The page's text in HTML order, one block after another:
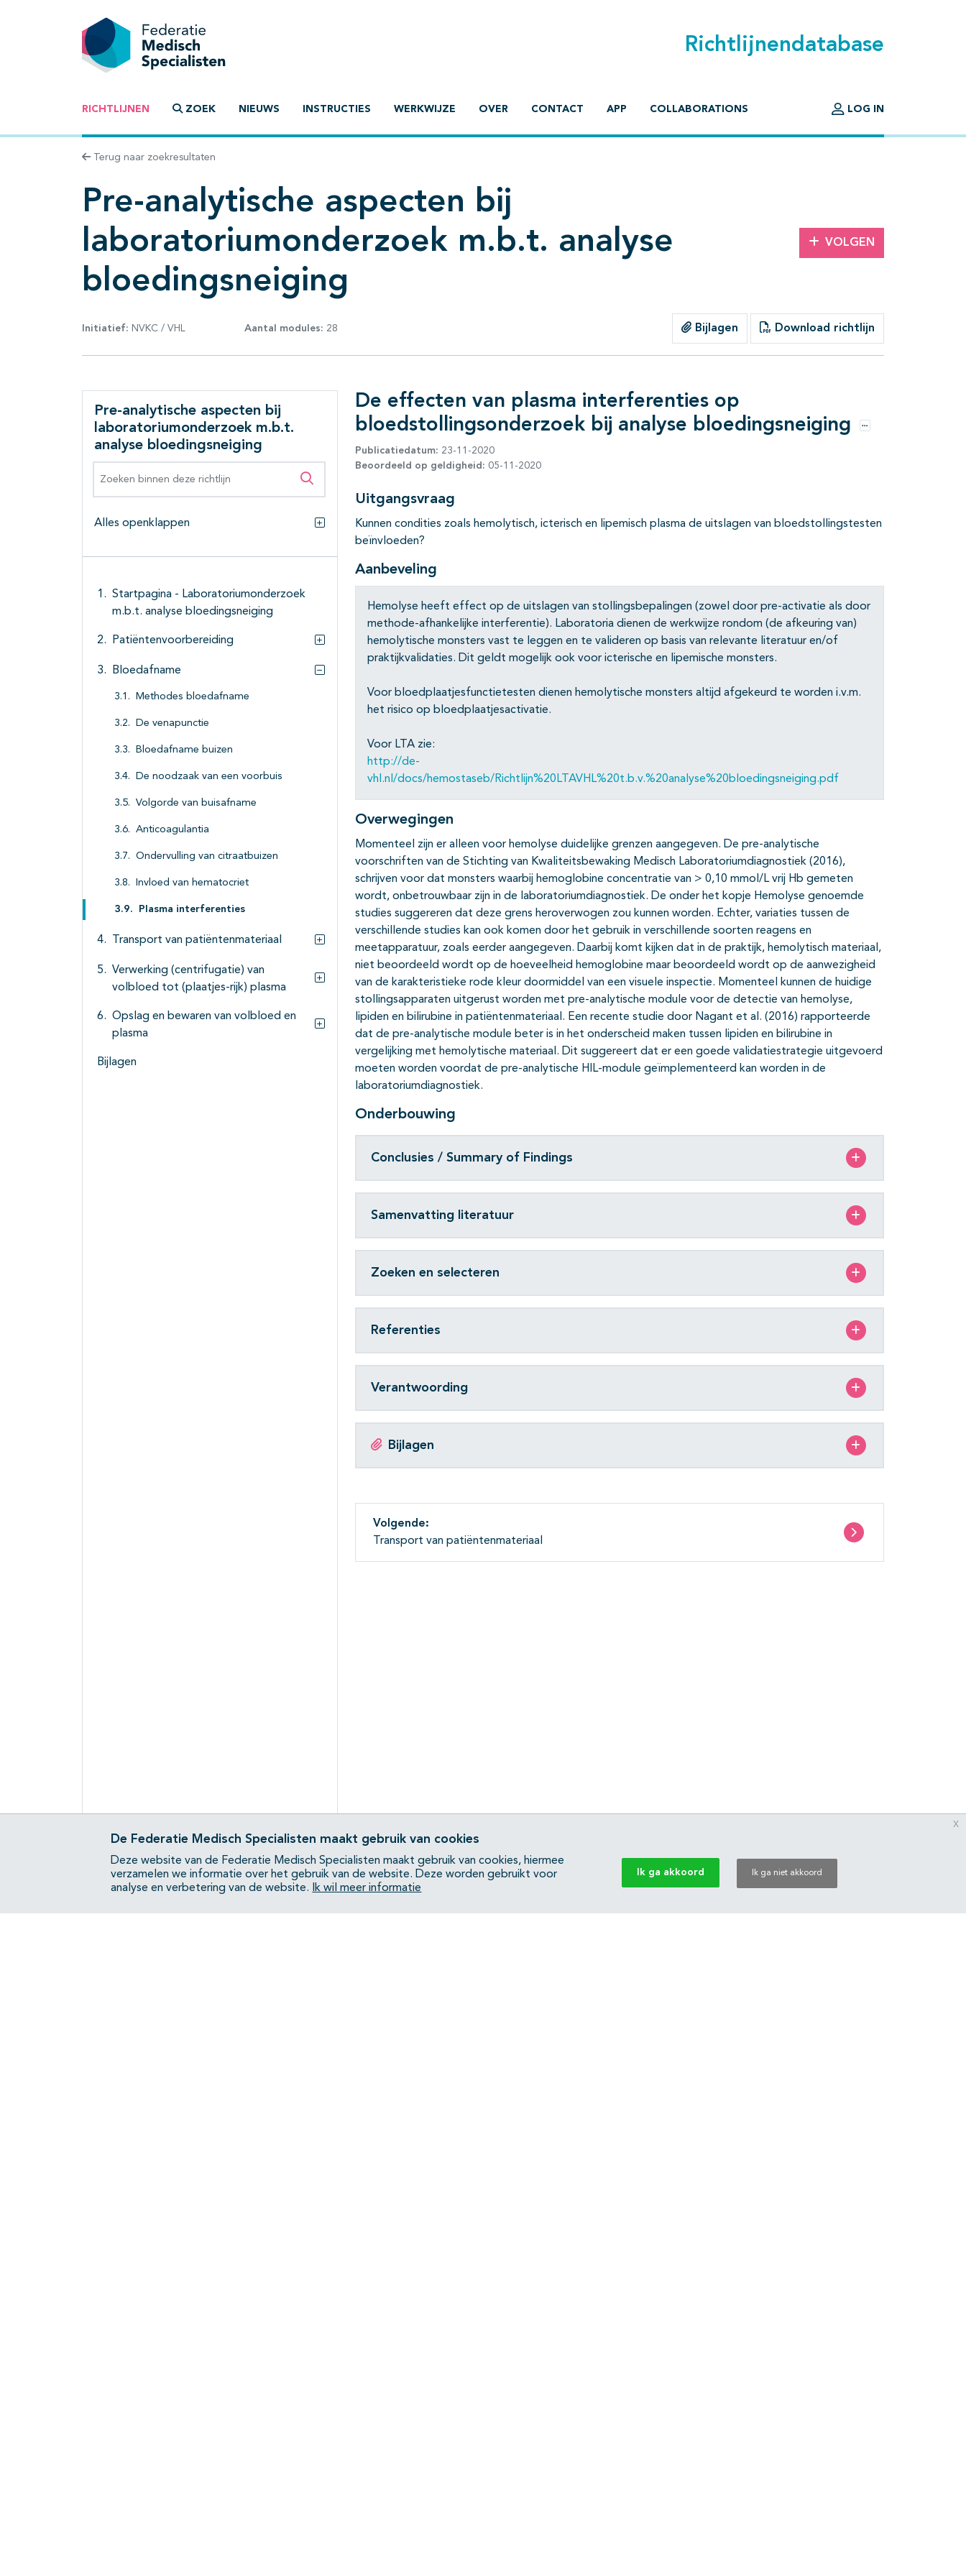
Richtlijnendatabase
RICHTLIJNEN ZOEK NIEUWS INSTRUCTIES WERKWIJZE OVER CONTACT APP COLLABORATIONS LOG IN
Terug naar zoekresultaten
Pre-analytische aspecten bij
laboratoriumonderzoek m.b.t. analyse
bloedingsneiging
VOLGEN
Initiatief: NVKC / VHL Aantal modules: 28 Bijlagen Download richtlijn
Pre-analytische aspecten bij
laboratoriumonderzoek m.b.t.
analyse bloedingsneiging
Zoeken binnen deze richtlijn
Alles openklappen
Alles openklappen
Startpagina - Laboratoriumonderzoek
m.b.t. analyse bloedingsneiging
Patiëntenvoorbereiding
Subpagina's open- en dichtklappen
Bloedafname
Subpagina's open- en dichtklappen
Methodes bloedafname
De venapunctie
Bloedafname buizen
De noodzaak van een voorbuis
Volgorde van buisafname
Anticoagulantia
Ondervulling van citraatbuizen
Invloed van hematocriet
Plasma interferenties
Transport van patiëntenmateriaal
Subpagina's open- en dichtklappen
Verwerking (centrifugatie) van
volbloed tot (plaatjes-rijk) plasma
Subpagina's open- en dichtklappen
Opslag en bewaren van volbloed en
plasma
Subpagina's open- en dichtklappen
Bijlagen
De effecten van plasma interferenties op
bloedstollingsonderzoek bij analyse bloedingsneiging
Opties
Publicatiedatum: 23-11-2020
Beoordeeld op geldigheid: 05-11-2020
Uitgangsvraag
Kunnen condities zoals hemolytisch, icterisch en lipemisch plasma de uitslagen van bloedstollingstesten
beïnvloeden?
Aanbeveling
Hemolyse heeft effect op de uitslagen van stollingsbepalingen (zowel door pre-activatie als door
methode-afhankelijke interferentie). Laboratoria dienen de werkwijze rondom (de afkeuring van)
hemolytische monsters vast te leggen en te valideren op basis van relevante literatuur en/of
praktijkvalidaties. Dit geldt mogelijk ook voor icterische en lipemische monsters.
Voor bloedplaatjesfunctietesten dienen hemolytische monsters altijd afgekeurd te worden i.v.m.
het risico op bloedplaatjesactivatie.
Voor LTA zie:
http://de-
vhl.nl/docs/hemostaseb/Richtlijn%20LTAVHL%20t.b.v.%20analyse%20bloedingsneiging.pdf
Overwegingen
Momenteel zijn er alleen voor hemolyse duidelijke grenzen aangegeven. De pre-analytische
voorschriften van de Stichting van Kwaliteitsbewaking Medisch Laboratoriumdiagnostiek (2016),
schrijven voor dat monsters waarbij hemoglobine concentratie van > 0,10 mmol/L vrij Hb gemeten
wordt, onbetrouwbaar zijn in de laboratoriumdiagnostiek. De onder het kopje Hemolyse genoemde
studies suggereren dat deze grens heroverwogen zou kunnen worden. Echter, variaties tussen de
verschillende studies kan ook komen door het gebruik in verschillende soorten reagens en
meetapparatuur, zoals eerder aangegeven. Daarbij komt kijken dat in de praktijk, hemolytisch materiaal,
niet beoordeeld wordt op de hoeveelheid hemoglobine maar beoordeeld wordt op de aanwezigheid
van de karakteristieke rode kleur doormiddel van een visuele inspectie. Momenteel kunnen de huidige
stollingsapparaten uitgerust worden met pre-analytische module voor de detectie van hemolyse,
lipiden en bilirubine in patiëntenmateriaal. Een recente studie door Nagant et al. (2016) rapporteerde
dat de pre-analytische module beter is in het onderscheid maken tussen lipiden en bilirubine in
vergelijking met hemolytische materiaal. Dit suggereert dat er een goede validatiestrategie uitgevoerd
moeten worden voordat de pre-analytische HIL-module geïmplementeerd kan worden in de
laboratoriumdiagnostiek.
Onderbouwing
Conclusies / Summary of Findings
Samenvatting literatuur
Zoeken en selecteren
Referenties
Verantwoording
Bijlagen
Volgende:
Transport van patiëntenmateriaal
De Federatie Medisch Specialisten maakt gebruik van cookies
Deze website van de Federatie Medisch Specialisten maakt gebruik van cookies, hiermee
verzamelen we informatie over het gebruik van de website. Deze worden gebruikt voor
analyse en verbetering van de website.
Ik wil meer informatie
Ik ga akkoord Ik ga niet akkoord
x